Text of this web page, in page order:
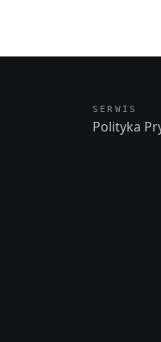
SERWIS
Polityka